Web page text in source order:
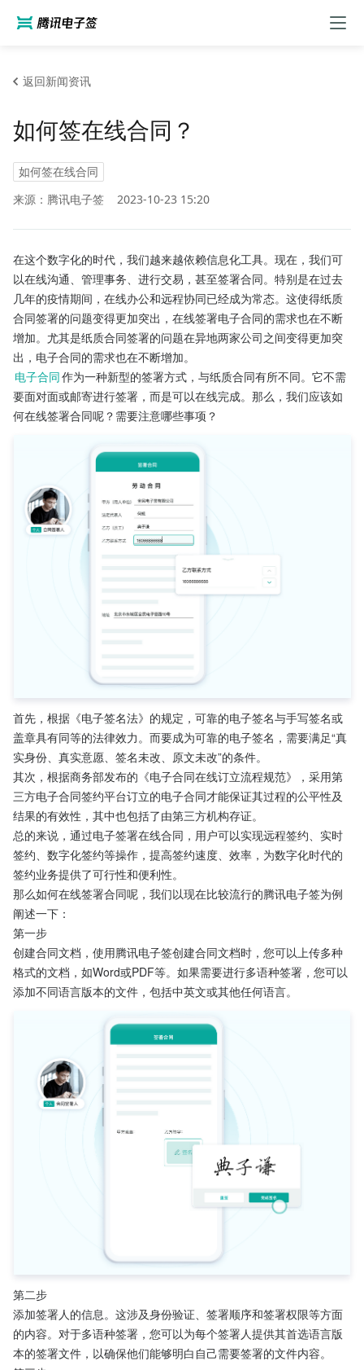
返回新闻资讯
如何签在线合同？
如何签在线合同
来源：腾讯电子签
2023-10-23 15:20
在这个数字化的时代，我们越来越依赖信息化工具。现在，我们可
以在线沟通、管理事务、进行交易，甚至签署合同。特别是在过去
几年的疫情期间，在线办公和远程协同已经成为常态。这使得纸质
合同签署的问题变得更加突出，在线签署电子合同的需求也在不断
增加。尤其是纸质合同签署的问题在异地两家公司之间变得更加突
出，电子合同的需求也在不断增加。
电子合同作为一种新型的签署方式，与纸质合同有所不同。它不需
要面对面或邮寄进行签署，而是可以在线完成。那么，我们应该如
何在线签署合同呢？需要注意哪些事项？
首先，根据《电子签名法》的规定，可靠的电子签名与手写签名或
盖章具有同等的法律效力。而要成为可靠的电子签名，需要满足“真
实身份、真实意愿、签名未改、原文未改”的条件。
其次，根据商务部发布的《电子合同在线订立流程规范》，采用第
三方电子合同签约平台订立的电子合同才能保证其过程的公平性及
结果的有效性，其中也包括了由第三方机构存证。
总的来说，通过电子签署在线合同，用户可以实现远程签约、实时
签约、数字化签约等操作，提高签约速度、效率，为数字化时代的
签约业务提供了可行性和便利性。
那么如何在线签署合同呢，我们以现在比较流行的腾讯电子签为例
阐述一下：
第一步
创建合同文档，使用腾讯电子签创建合同文档时，您可以上传多种
格式的文档，如Word或PDF等。如果需要进行多语种签署，您可以
添加不同语言版本的文件，包括中英文或其他任何语言。
第二步
添加签署人的信息。这涉及身份验证、签署顺序和签署权限等方面
的内容。对于多语种签署，您可以为每个签署人提供其首选语言版
本的签署文件，以确保他们能够明白自己需要签署的文件内容。